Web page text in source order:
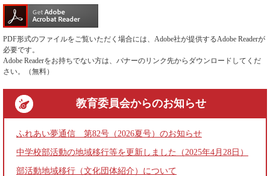
PDF形式のファイルをご覧いただく場合には、Adobe社が提供するAdobe Readerが
必要です。
Adobe Readerをお持ちでない方は、バナーのリンク先からダウンロードしてくだ
さい。（無料）
教育委員会からのお知らせ
ふれあい夢通信 第82号（2026夏号）のお知らせ
中学校部活動の地域移行等を更新しました（2025年4月28日）
部活動地域移行（文化団体紹介）について